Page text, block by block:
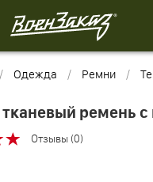
Одежда Ремни
ремень
Отзывы (0)